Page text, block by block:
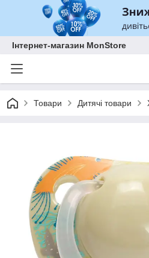
Інтернет-магазин MonStore
Товари Дитячі товари